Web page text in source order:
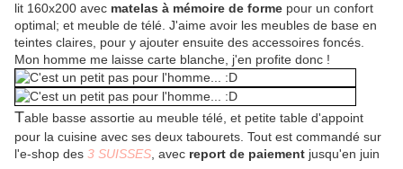
lit 160x200 avec matelas à mémoire de forme pour un confort
optimal; et meuble de télé. J'aime avoir les meubles de base en
teintes claires, pour y ajouter ensuite des accessoires foncés.
Mon homme me laisse carte blanche, j'en profite donc !
Table basse assortie au meuble télé, et petite table d'appoint
pour la cuisine avec ses deux tabourets. Tout est commandé sur
l'e-shop des 3 SUISSES , avec report de paiement jusqu'en juin